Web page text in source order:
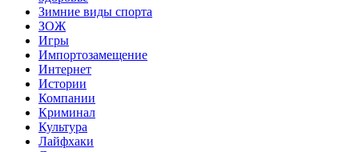
Зимние виды спорта
ЗОЖ
Игры
Импортозамещение
Интернет
Истории
Компании
Криминал
Культура
Лайфхаки